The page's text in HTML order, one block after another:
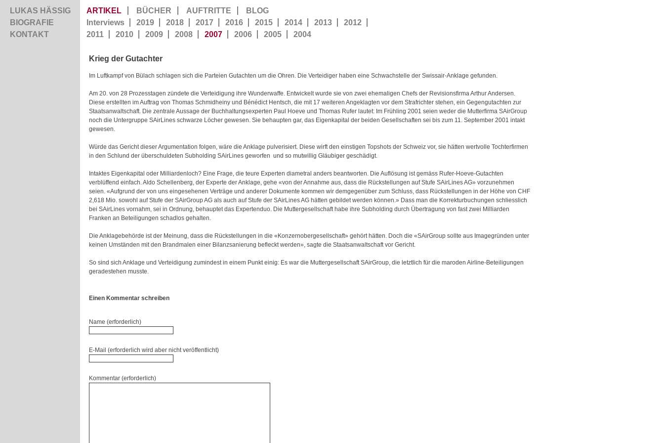
LUKAS HÄSSIG
BIOGRAFIE
KONTAKT
ARTIKEL BÜCHER AUFTRITTE
BLOG
Interviews
2019 2018 2017 2016 2015 2014 2013
2012
2011
2010 2009 2008 2007 2006 2005 2004
Krieg der Gutachter
Im Luftkampf von Bülach schlagen sich die Parteien Gutachten um die Ohren. Die Verteidiger haben eine Schwachstelle der Swissair-Anklage gefunden.
Am 20. von 28 Prozesstagen zündete die Verteidigung ihre Wunderwaffe. Entwickelt wurde sie von zwei ehemaligen Chefs der Revisionsfirma Arthur Andersen.
Diese erstellten im Auftrag von Thomas Schmidheiny und Bénédict Hentsch, die mit 17 weiteren Angeklagten vor dem Strafrichter stehen, ein Gegengutachten zur
Staatsanwaltschaft. Die zentrale Aussage der Buchhaltungsexperten Paul Hoeve und Thomas Rufer lautet: Im Frühling 2001 seien weder die Mutterfirma SAirGroup
noch die Untergruppe SAirLines schwarze Löcher gewesen. Sie behaupten gar, das Eigenkapital der beiden Gesellschaften sei bis zum 11. September 2001 intakt
gewesen.
Würde das Gericht dieser Argumentation folgen, wäre die Anklage pulverisiert. Diese wirft den einstigen Topshots der Schweiz vor, sie hätten wertvolle Tochterfirmen
in den Schlund der überschuldeten Subholding SAirLines geworfen ­ und so mutwillig Gläubiger geschädigt.
Intaktes Eigenkapital oder Milliardenloch? Eine Frage, die teure Experten diametral anders beantworten. Die Auflösung ist gemäss Rufer-Hoeve-Gutachten
verblüffend einfach. Aldo Schellenberg, der Experte der Anklage, gehe «von der Annahme aus, dass die Rückstellungen auf Stufe SAirLines AG» vorzunehmen
seien. «Aufgrund der von uns eingesehenen Verträge und anderer Dokumente kommen wir demgegenüber zum Schluss, dass Rückstellungen in der Höhe von CHF
2,618 Mio. sowohl auf Stufe der SAirGroup AG als auch auf Stufe der SAirLines AG hätten gebildet werden können.» Dass man die Korrekturbuchungen schliesslich
bei SAirLines vornahm, sei in Ordnung, behauptet das Expertenduo. Die Muttergesellschaft habe ihre Subholding durch Übertragung von fast zwei Milliarden
Franken an Beteiligungen schadlos gehalten.
Die Anklagebehörde ist der Meinung, dass die Rückstellungen in die «Konzernobergesellschaft» gehört hätten. Doch die «SAirGroup sollte aus Imagegründen unter
keinen Umständen mit den Brandmalen einer Bilanzsanierung befleckt werden», sagte die Staatsanwaltschaft vor Gericht.
So sind sich Anklage und Verteidigung zumindest in einem Punkt einig: Es war die Muttergesellschaft SAirGroup, die letztlich für die maroden Airline-Beteiligungen
geradestehen musste.
Einen Kommentar schreiben
Name (erforderlich)
E-Mail (erforderlich wird aber nicht veröffentlicht)
Kommentar (erforderlich)